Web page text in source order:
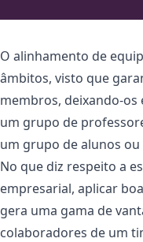
O alinhamento de
âmbitos, visto que
membros, deixando-os
um grupo de
um grupo de alunos
No que diz respeito a
empresarial, aplicar
gera uma gama de
colaboradores de um